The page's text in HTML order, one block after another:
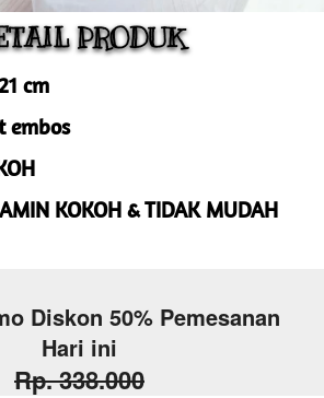
PRODUK
cm
embos
KOKOH & TIDAK MUDAH
Diskon 50% Pemesanan
Hari ini
Rp. 338.000